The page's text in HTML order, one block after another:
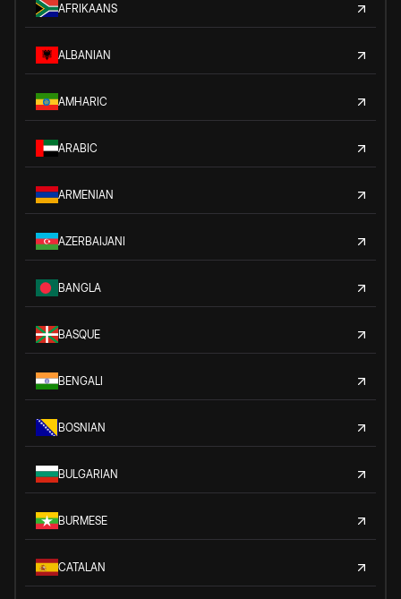
AFRIKAANS
ALBANIAN
AMHARIC
ARABIC
ARMENIAN
AZERBAIJANI
BANGLA
BASQUE
BENGALI
BOSNIAN
BULGARIAN
BURMESE
CATALAN